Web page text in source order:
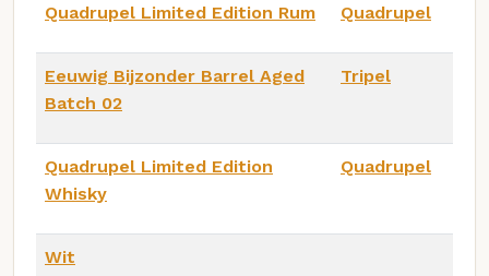
Quadrupel Limited Edition Rum Quadrupel
Eeuwig Bijzonder Barrel Aged
Batch 02
Tripel
Quadrupel Limited Edition
Whisky
Quadrupel
Wit